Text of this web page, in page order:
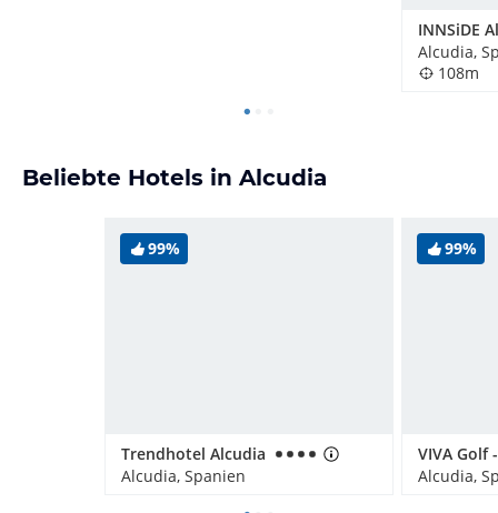
INNSiDE
Alcudia,
108m
Beliebte Hotels in Alcudia
99%
Trendhotel Alcudia
Alcudia, Spanien
99%
Alcudia,